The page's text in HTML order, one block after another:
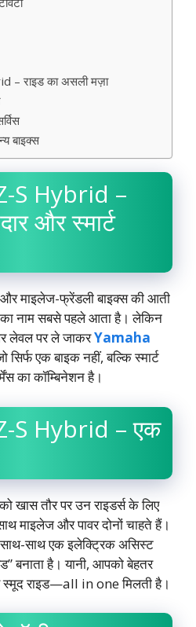
– राइड का असली मज़ा
बाइक्स
S Hybrid –
और स्मार्ट
माइलेज-फ्रेंडली बाइक्स की आती
नाम सबसे पहले आता है। लेकिन
लेवल पर ले जाकरYamaha
सिर्फ एक बाइक नहीं, बल्कि स्मार्ट
का कॉम्बिनेशन है।
S Hybrid – एक
तौर पर उन राइडर्स के लिए
माइलेज और पावर दोनों चाहते हैं।
साथ एक इलेक्ट्रिक असिस्ट
बनाता है। यानी, आपको बेहतर
राइड—all in one मिलती है।